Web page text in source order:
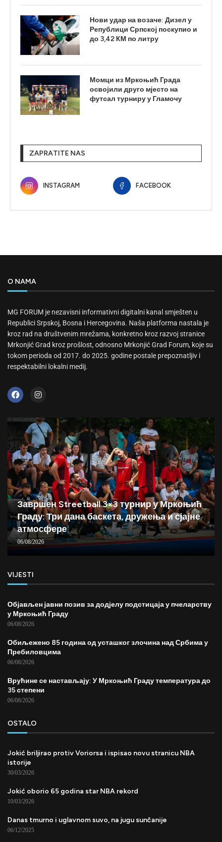
Нови удар на возаче: Дизел у
Републици Српској поскупио и
до 3,42 КМ по литру
Момци из Мркоњић Града
освојили друго мјесто на
футсал турниру у Гламочу
ZAPRATITE NAS
INSTAGRAM FACEBOOK
O NAMA
MG FORUM je nezavisni informativni digitalni kanal smješten u
Republici Srpskoj, Bosna i Hercegovina. Naša platforma nastala je
kroz rad na društvenim mrežama, konkretno kroz razvoj stranice
Mrkonjić Grad kroz prošlost, odnosno Mrkonjić Grad Forum, koje su
tokom perioda od 2017. do 2025. godine postale prepoznatljiv i
respektabilni lokalni medij.
Завршен Streetball 3×3 турнир у Мркоњић
Граду: Три дана баскета, дружења и сјајне
атмосфере
06/08/2026
VIJESTI
Објављен јавни позив за додјелу подстицаја у пчеларству
у Мркоњић Граду
06/08/2026
Обиљежено 85 година од усташког злочина над Србима у
Пребиловцима
06/08/2026
Врућине се настављају: У Мркоњић Граду температура до
35 степени
06/08/2026
OSTALO
Jokić briljirao protiv Voriorsa i ispisao novu stranicu NBA
istorije
30/03/2026
Jokić oborio 65 godina star NBA rekord
10/03/2026
Danas tmurno i uglavnom suvo, na jugu sunčanije
06/12/2025